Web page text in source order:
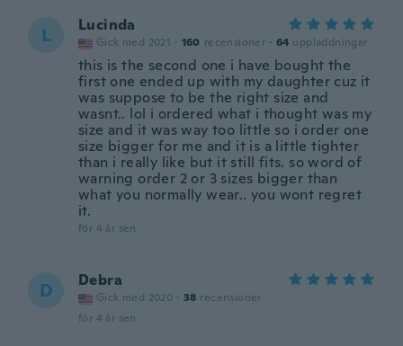
L Lucinda
Gick med 2021 · 160 recensioner · 64 uppladdningar
this is the second one i have bought the
first one ended up with my daughter cuz it
was suppose to be the right size and
wasnt.. lol i ordered what i thought was my
size and it was way too little so i order one
size bigger for me and it is a little tighter
than i really like but it still fits. so word of
warning order 2 or 3 sizes bigger than
what you normally wear.. you wont regret
it.
för 4 år sen
D Debra
Gick med 2020 · 38 recensioner
för 4 år sen